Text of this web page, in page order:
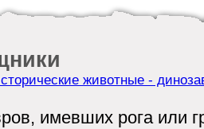
животные -
имевших рога или